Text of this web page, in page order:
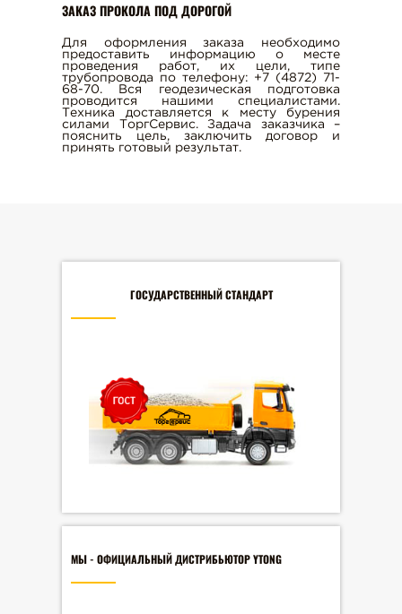
АРЕНДА ТРАЛА
г. Тула, ул. С. Перовской, д. 4, оф. 10
t-s71@mail.ru
ЗАКАЗ ПРОКОЛА ПОД ДОРОГОЙ
Для оформления заказа необходимо
предоставить информацию о месте
проведения работ, их цели, типе
трубопровода по телефону: +7 (4872) 71-
68-70. Вся геодезическая подготовка
проводится нашими специалистами.
Техника доставляется к месту бурения
силами ТоргСервис. Задача заказчика –
пояснить цель, заключить договор и
принять готовый результат.
ГОСУДАРСТВЕННЫЙ СТАНДАРТ
МЫ - ОФИЦИАЛЬНЫЙ ДИСТРИБЬЮТОР YTONG